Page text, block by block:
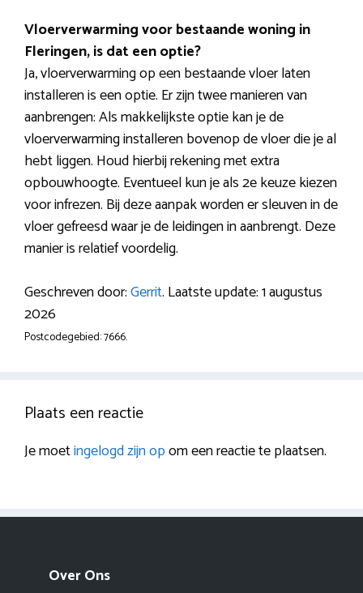
Vloerverwarming voor bestaande woning in
Fleringen, is dat een optie?
Ja, vloerverwarming op een bestaande vloer laten
installeren is een optie. Er zijn twee manieren van
aanbrengen: Als makkelijkste optie kan je de
vloerverwarming installeren bovenop de vloer die je al
hebt liggen. Houd hierbij rekening met extra
opbouwhoogte. Eventueel kun je als 2e keuze kiezen
voor infrezen. Bij deze aanpak worden er sleuven in de
vloer gefreesd waar je de leidingen in aanbrengt. Deze
manier is relatief voordelig.
Geschreven door:Gerrit. Laatste update: 1 augustus
2026
Postcodegebied: 7666.
Plaats een reactie
Je moetingelogd zijn opom een reactie te plaatsen.
Over Ons